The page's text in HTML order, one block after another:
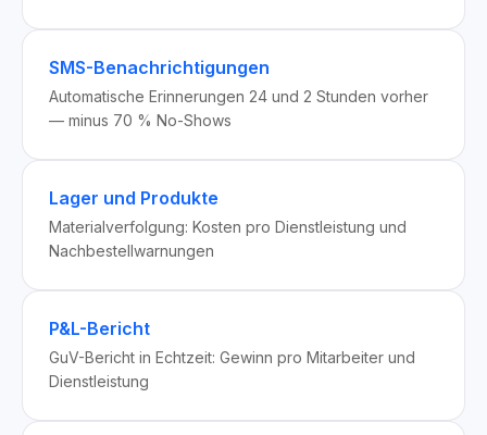
SMS-Benachrichtigungen
Automatische Erinnerungen 24 und 2 Stunden vorher
— minus 70 % No-Shows
Lager und Produkte
Materialverfolgung: Kosten pro Dienstleistung und
Nachbestellwarnungen
P&L-Bericht
GuV-Bericht in Echtzeit: Gewinn pro Mitarbeiter und
Dienstleistung